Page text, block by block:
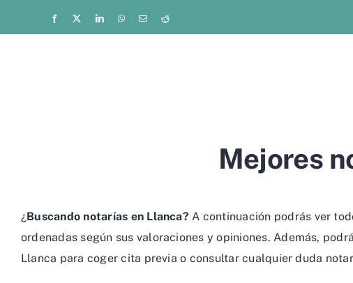
Facebook LinkedInWhatsAppCorreo
electrónico
Reddit
Mejores
¿Buscando notarías en Llanca? A continuación podrás ver
ordenadas según sus valoraciones y opiniones. Además,
Llanca para coger cita previa o consultar cualquier duda